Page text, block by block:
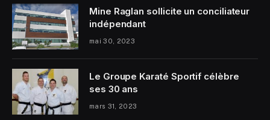
Mine Raglan sollicite un conciliateur
indépendant
mai 30, 2023
Le Groupe Karaté Sportif célèbre
ses 30 ans
mars 31, 2023